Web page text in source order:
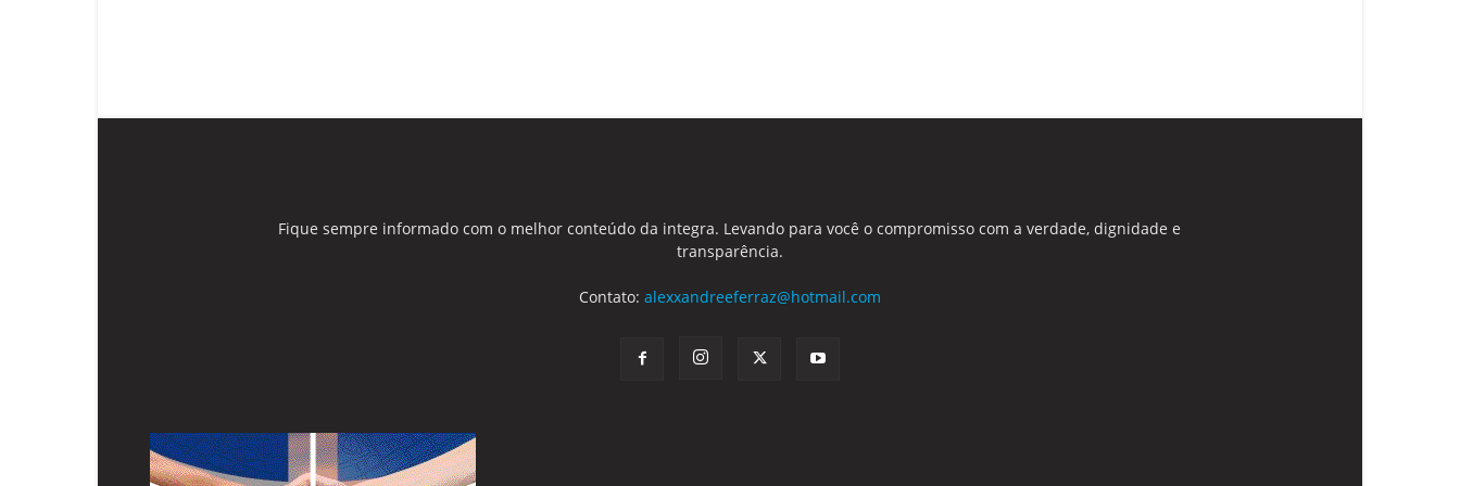
Fique sempre informado com o melhor conteúdo da integra. Levando para você o compromisso com a verdade, dignidade e
transparência.
Contato: alexxandreeferraz@hotmail.com